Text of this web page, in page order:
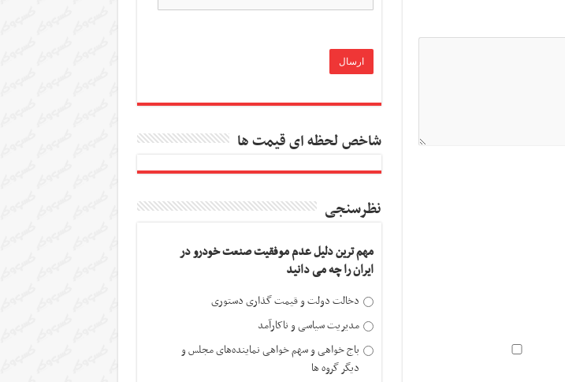
شاخص لحظه ای قیمت ها
نظرسنجی
مهم ترین دلیل عدم موفقیت صنعت خودرو در
ایران را چه می دانید
دخالت دولت و قیمت گذاری دستوری
مدیریت سیاسی و ناکارآمد
باج خواهی و سهم خواهی نماینده‌های مجلس و
دیگر گروه ها